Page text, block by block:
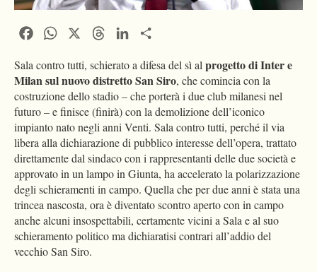
FacebookWhatsApp ThreadsLinkedIn
Sala contro tutti, schierato a difesa del sì alprogetto di Inter e
Milan sul nuovo distretto San Siro, che comincia con la
costruzione dello stadio – che porterà i due club milanesi nel
futuro – e finisce (finirà) con la demolizione dell’iconico
impianto nato negli anni Venti. Sala contro tutti, perché il via
libera alla dichiarazione di pubblico interesse dell’opera, trattato
direttamente dal sindaco con i rappresentanti delle due società e
approvato in un lampo in Giunta, ha accelerato la polarizzazione
degli schieramenti in campo. Quella che per due anni è stata una
trincea nascosta, ora è diventato scontro aperto con in campo
anche alcuni insospettabili, certamente vicini a Sala e al suo
schieramento politico ma dichiaratisi contrari all’addio del
vecchio San Siro.